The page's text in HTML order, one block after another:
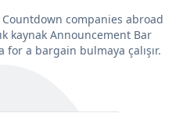
companies abroad
kaynak Announcement Bar
for a bargain bulmaya çalışır.